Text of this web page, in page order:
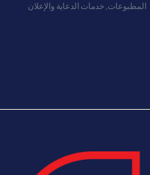
المطبوعات, خدمات الدعاية والإعلان